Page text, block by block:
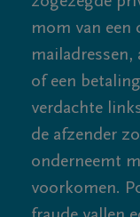
mom van een
mailadressen,
of een
verdachte
de afzender
onderneemt
voorkomen.